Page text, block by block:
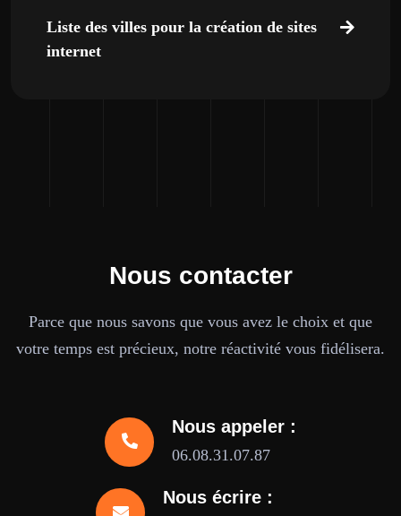
Liste des villes pour la création de sites
internet
Nous contacter
Parce que nous savons que vous avez le choix et que
votre temps est précieux, notre réactivité vous fidélisera.
Nous appeler :
06.08.31.07.87
Nous écrire :